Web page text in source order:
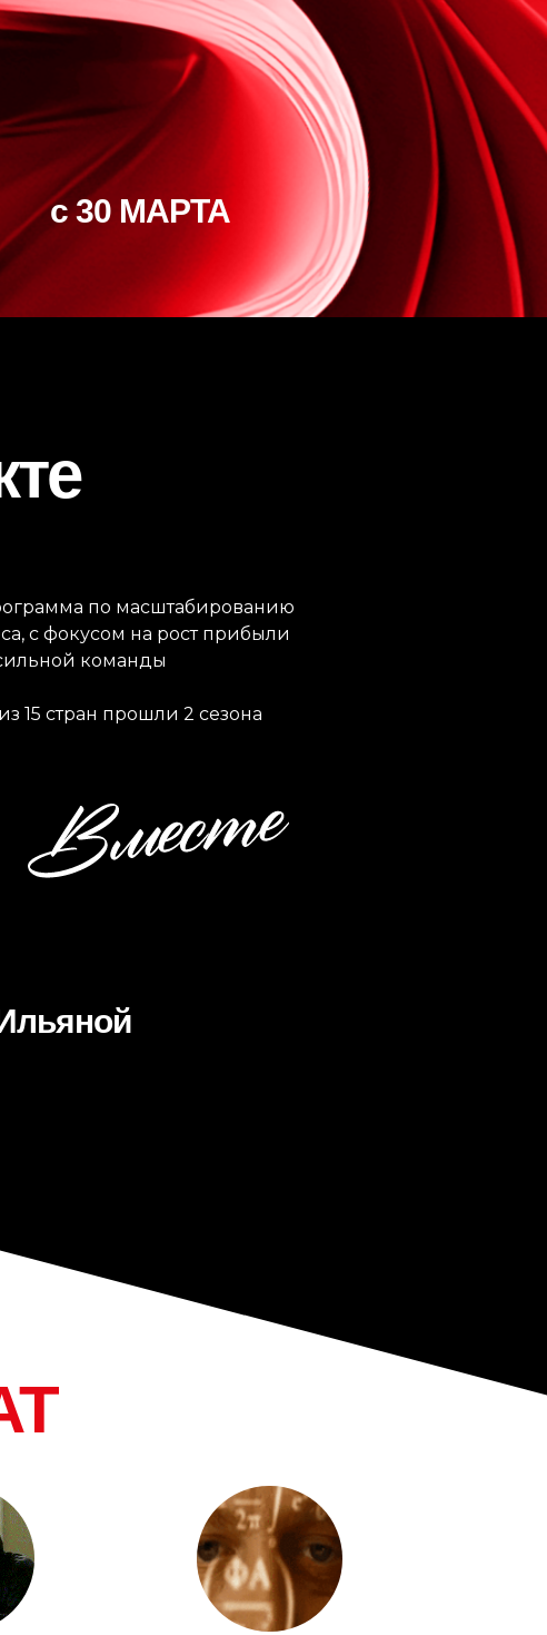
с 30 МАРТА
по масштабированию
с фокусом на рост прибыли
команды
15 стран прошли 2 сезона